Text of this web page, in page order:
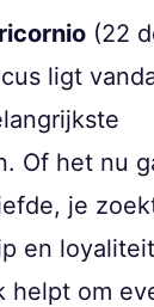
(22
ligt
Of het nu
je
en
helpt om